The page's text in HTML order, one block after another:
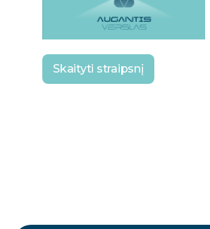
Skaityti straipsnį